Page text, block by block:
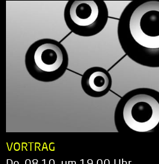
VORTRAG